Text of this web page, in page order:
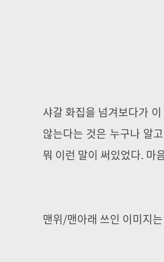
샤갈 화집을 넘겨보다가
않는다는 것은 누구나 알
뭐 이런 말이 써있었다.
맨위/맨아래 쓰인 이미지